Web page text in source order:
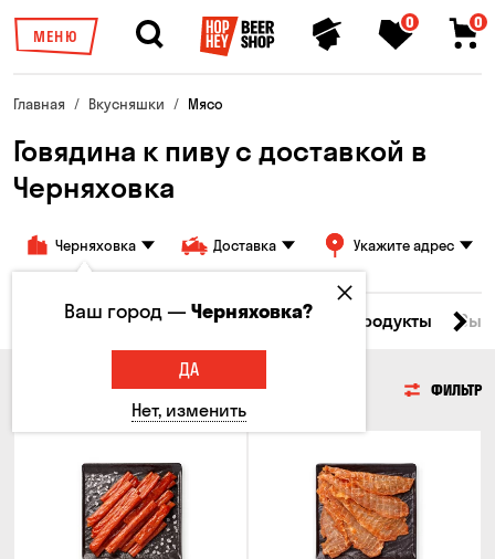
МЕНЮ
0 0
Главная Вкусняшки Мясо
Говядина к пиву с доставкой в ​​
Черняховка
Черняховка Доставка Укажите адрес
Все товары Мясо Рыба Морепродукты
ФИЛЬТР
Ваш город —Черняховка?
ДА
Нет, изменить